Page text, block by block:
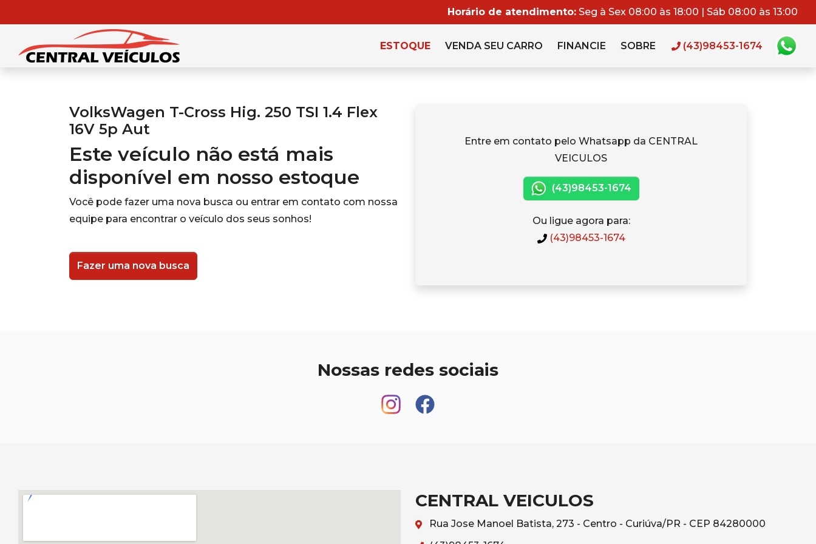
Horário de atendimento: Seg à Sex 08:00 às 18:00 | Sáb 08:00 às 13:00
ESTOQUE VENDA SEU CARRO FINANCIE SOBRE (43)98453-1674
VolksWagen T-Cross Hig. 250 TSI 1.4 Flex
16V 5p Aut
Este veículo não está mais
disponível em nosso estoque
Você pode fazer uma nova busca ou entrar em contato com nossa
equipe para encontrar o veículo dos seus sonhos!
Fazer uma nova busca
Entre em contato pelo Whatsapp da CENTRAL
VEICULOS
(43)98453-1674
Ou ligue agora para:
(43)98453-1674
Nossas redes sociais
CENTRAL VEICULOS
Rua Jose Manoel Batista, 273 - Centro - Curiúva/PR - CEP 84280000